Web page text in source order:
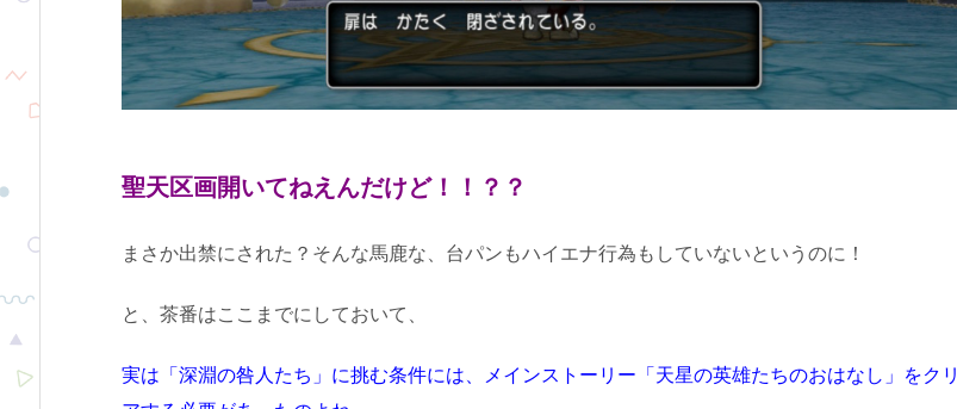
聖天区画開いてねえんだけど！！？？
まさか出禁にされた？そんな馬鹿な、台パンもハイエナ行為もしていないというのに！
と、茶番はここまでにしておいて、
実は「深淵の咎人たち」に挑む条件には、メインストーリー「天星の英雄たちのおはなし」をクリ